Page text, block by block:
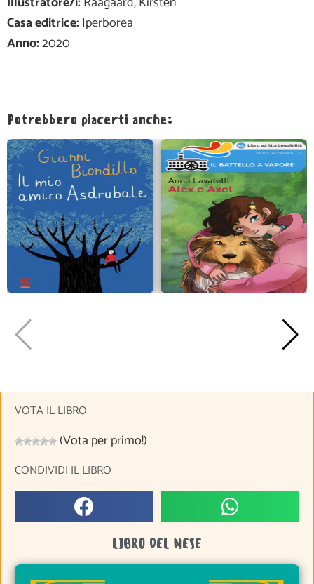
Casa editrice:Iperborea
Anno:2020
Potrebbero piacerti anche:
VOTA IL LIBRO
(Vota per primo!)
CONDIVIDI IL LIBRO
LIBRO DEL MESE